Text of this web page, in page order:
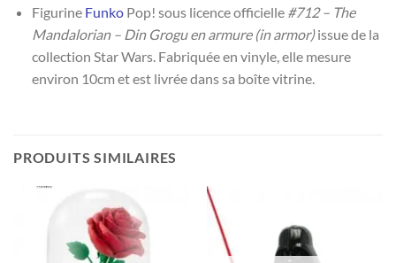
Figurine FunkoPop! sous licence officielle #712 – The
Mandalorian – Din Grogu en armure (in armor)issue de la
collection Star Wars. Fabriquée en vinyle, elle mesure
environ 10cm et est livrée dans sa boîte vitrine.
PRODUITS SIMILAIRES